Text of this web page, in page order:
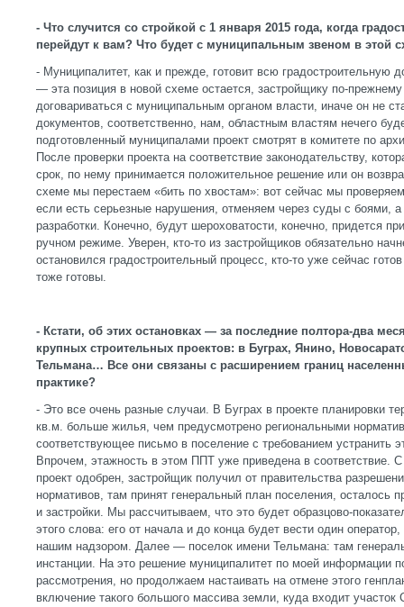
- Что случится со стройкой с 1 января 2015 года, когда
перейдут к вам? Что будет с муниципальным звеном в этой
- Муниципалитет, как и прежде, готовит всю градостроительную
— эта позиция в новой схеме остается, застройщику по-
договариваться с муниципальным органом власти, иначе он не
документов, соответственно, нам, областным властям нечего
подготовленный муниципалами проект смотрят в комитете по
После проверки проекта на соответствие законодательству,
срок, по нему принимается положительное решение или он
схеме мы перестаем «бить по хвостам»: вот сейчас мы
если есть серьезные нарушения, отменяем через суды с боями,
разработки. Конечно, будут шероховатости, конечно, придется
ручном режиме. Уверен, кто-то из застройщиков обязательно
остановился градостроительный процесс, кто-то уже сейчас
тоже готовы.
- Кстати, об этих остановках — за последние полтора-два
крупных строительных проектов: в Буграх, Янино,
Тельмана… Все они связаны с расширением границ
практике?
- Это все очень разные случаи. В Буграх в проекте планировки
кв.м. больше жилья, чем предусмотрено региональными
соответствующее письмо в поселение с требованием устранить
Впрочем, этажность в этом ППТ уже приведена в соответствие.
проект одобрен, застройщик получил от правительства
нормативов, там принят генеральный план поселения, осталось
и застройки. Мы рассчитываем, что это будет образцово-
этого слова: его от начала и до конца будет вести один
нашим надзором. Далее — поселок имени Тельмана: там
инстанции. На это решение муниципалитет по моей информации
рассмотрения, но продолжаем настаивать на отмене этого
включение такого большого массива земли, куда входит